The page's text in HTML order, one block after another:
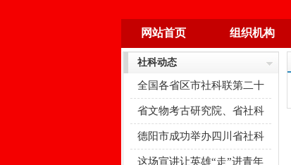
网站首页 组织机构
社科动态
全国各省区市社科联第二十
四次学会
省文物考古研究院、省社科
馆赴绵竹
德阳市成功举办四川省社科
普及大赛
这场宣讲让英雄“走”进青年